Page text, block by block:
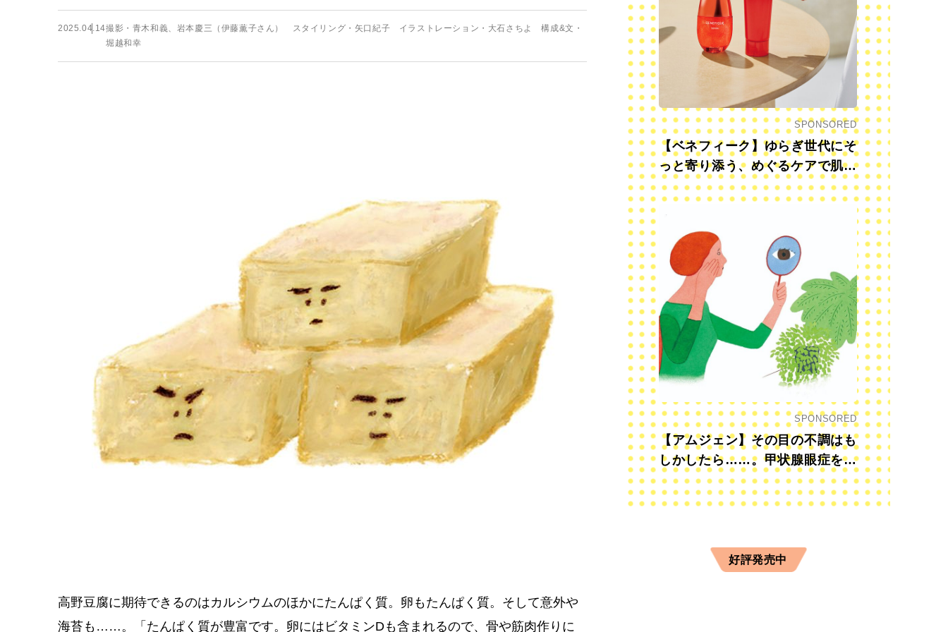
2025.04.14撮影・青木和義、岩本慶三（伊藤薫子さん） スタイリング・矢口紀子 イラストレーション・大石さちよ 構成&文・
堀越和幸
高野豆腐に期待できるのはカルシウムのほかにたんぱく質。卵もたんぱく質。そして意外や
海苔も……。「たんぱく質が豊富です。卵にはビタミンDも含まれるので、骨や筋肉作りに
SPONSORED
【ベネフィーク】ゆらぎ世代にそ
っと寄り添う、めぐるケアで肌も
心も前向きに
SPONSORED
【アムジェン】その目の不調はも
しかしたら……。甲状腺眼症を知
っていますか？
好評発売中